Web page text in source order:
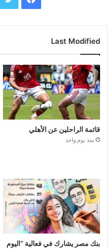
Last Modified
قائمة الراحلين عن الأهلي
منذ يوم واحد
بنك مصر يشارك في فعالية “اليوم